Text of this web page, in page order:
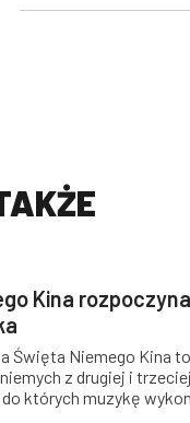
Kina
Święta Niemego Kina to
z drugiej i trzeciej
których muzykę